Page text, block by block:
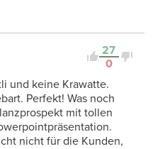
27
0
und keine Krawatte.
Perfekt! Was noch
mit tollen
nicht für die Kunden,